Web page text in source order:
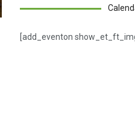
[add_eventon